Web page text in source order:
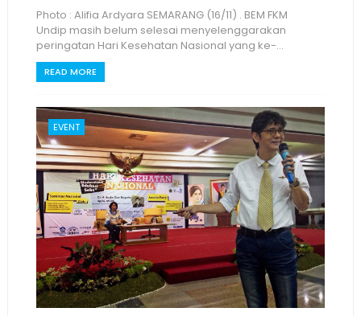
Photo : Alifia Ardyara SEMARANG (16/11) . BEM FKM
Undip masih belum selesai menyelenggarakan
peringatan Hari Kesehatan Nasional yang ke-...
READ MORE
EVENT